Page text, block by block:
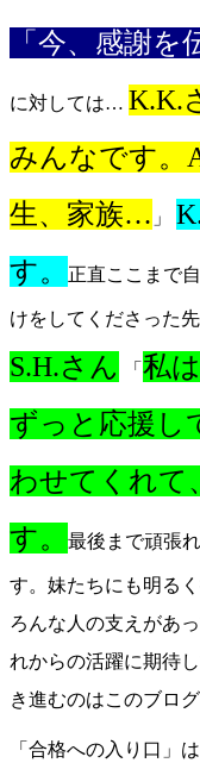
「今、感謝を
に対しては… K.K.
みんなです。
生、家族… 」
す。
正直ここまで
けをしてくださった
S.H.さん 「 私
ずっと応援し
わせてくれて
す。
最後まで頑張
す。妹たちにも明る
ろんな人の支えがあ
れからの活躍に期待
き進むのはこのブロ
「合格への入り口」